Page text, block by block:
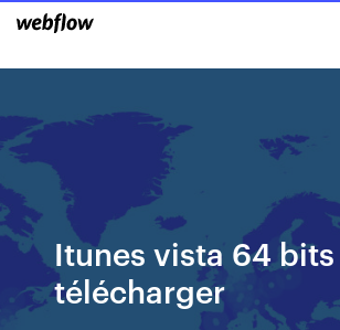
Itunes vista 64 bits
télécharger